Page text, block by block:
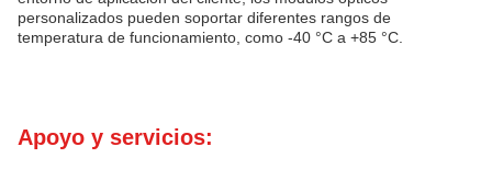
personalizados pueden soportar diferentes rangos de
temperatura de funcionamiento, como -40 °C a +85 °C.
Apoyo y servicios: